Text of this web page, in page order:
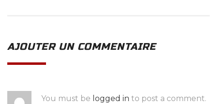
AJOUTER UN COMMENTAIRE
You must be logged in to post a comment.